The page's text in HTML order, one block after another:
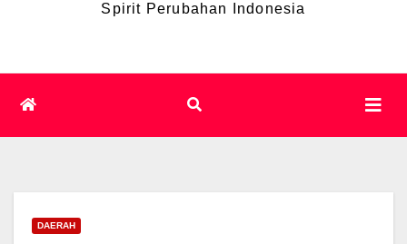
Spirit Perubahan Indonesia
DAERAH